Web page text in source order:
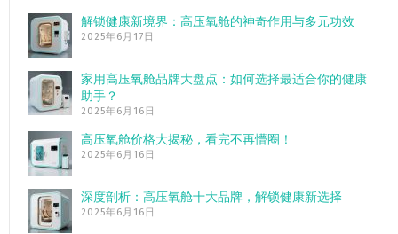
解锁健康新境界：高压氧舱的神奇作用与多元功效
2025年6月17日
家用高压氧舱品牌大盘点：如何选择最适合你的健康
助手？
2025年6月16日
高压氧舱价格大揭秘，看完不再懵圈！
2025年6月16日
深度剖析：高压氧舱十大品牌，解锁健康新选择
2025年6月16日